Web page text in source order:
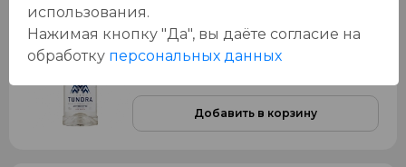
-21% Водка "Тундра Аутентик" 0,5л. 40%
499.99 ₽
Добавить в корзину
использования.
Нажимая кнопку "Да", вы даёте cогласие на
обработку персональных данных